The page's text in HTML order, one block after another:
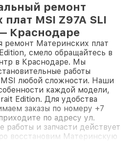
ремонт
MSI Z97A SLI
Краснодаре
ремонт Материнских плат
смело обращайтесь в
в Краснодаре. Мы
работы
любой сложности. Наши
каждой модели,
Edition. Для удобства
заказы по номеру +7
по адресу ул.
работы и запчасти действует
восстановим Материнскую